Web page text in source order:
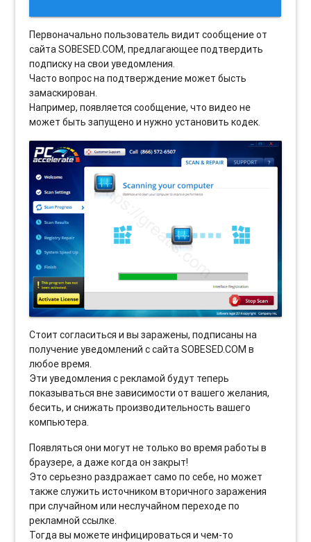
Первоначально пользователь видит сообщение от
сайта SOBESED.COM, предлагающее подтвердить
подписку на свои уведомления.
Часто вопрос на подтверждение может бысть
замаскирован.
Например, появляется сообщение, что видео не
может быть запущено и нужно установить кодек.
Стоит согласиться и вы заражены, подписаны на
получение уведомлений с сайта SOBESED.COM в
любое время.
Эти уведомления с рекламой будут теперь
показываться вне зависимости от вашего желания,
бесить, и снижать производительность вашего
компьютера.
Появляться они могут не только во время работы в
браузере, а даже когда он закрыт!
Это серьезно раздражает само по себе, но может
также служить источником вторичного заражения
при случайном или неслучайном переходе по
рекламной ссылке.
Тогда вы можете инфицироваться и чем-то